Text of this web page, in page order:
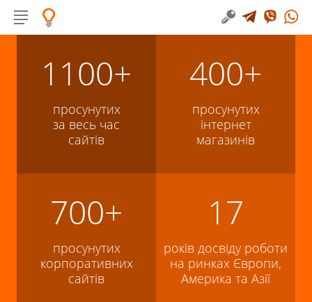
1100+
просунутих
за весь час
сайтів
400+
просунутих
інтернет
магазинів
700+
просунутих
корпоративних
сайтів
17
років досвіду роботи
на ринках Європи,
Америка та Азії